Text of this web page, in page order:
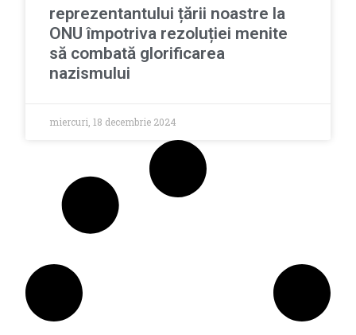
reprezentantului țării noastre la
ONU împotriva rezoluției menite
să combată glorificarea
nazismului
miercuri, 18 decembrie 2024